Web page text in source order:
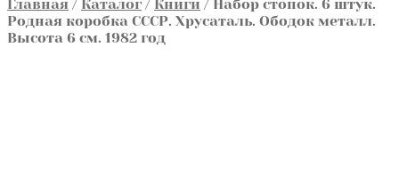
Главная / Каталог / Книги / Набор стопок. 6 штук.
Родная коробка СССР. Хрусаталь. Ободок металл.
Высота 6 см. 1982 год